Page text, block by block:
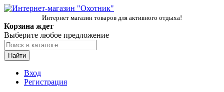
Интернет магазин товаров для активного отдыха!
Корзина ждет
Выберите любое предложение
Найти
Вход
Регистрация